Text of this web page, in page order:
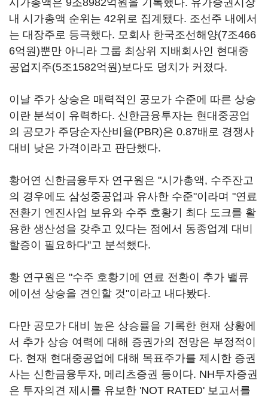
시가총액은 9조8982억원을 기록했다. 유가증권시장
내 시가총액 순위는 42위로 집계됐다. 조선주 내에서
는 대장주로 등극했다. 모회사 한국조선해양(7조466
6억원)뿐만 아니라 그룹 최상위 지배회사인 현대중
공업지주(5조1582억원)보다도 덩치가 커졌다.
이날 주가 상승은 매력적인 공모가 수준에 따른 상승
이란 분석이 유력하다. 신한금융투자는 현대중공업
의 공모가 주당순자산비율(PBR)은 0.87배로 경쟁사
대비 낮은 가격이라고 판단했다.
황어연 신한금융투자 연구원은 "시가총액, 수주잔고
의 경우에도 삼성중공업과 유사한 수준"이라며 "연료
전환기 엔진사업 보유와 수주 호황기 최다 도크를 활
용한 생산성을 갖추고 있다는 점에서 동종업계 대비
할증이 필요하다"고 분석했다.
황 연구원은 "수주 호황기에 연료 전환이 추가 밸류
에이션 상승을 견인할 것"이라고 내다봤다.
다만 공모가 대비 높은 상승률을 기록한 현재 상황에
서 추가 상승 여력에 대해 증권가의 전망은 부정적이
다. 현재 현대중공업에 대해 목표주가를 제시한 증권
사는 신한금융투자, 메리츠증권 등이다. NH투자증권
은 투자의견 제시를 유보한 'NOT RATED' 보고서를